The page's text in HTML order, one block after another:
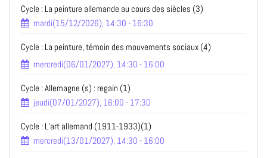
Cycle : La peinture allemande au cours des siècles (3)
mardi(15/12/2026), 14:30 - 16:30
Cycle : La peinture, témoin des mouvements sociaux (4)
mercredi(06/01/2027), 14:30 - 16:00
Cycle : Allemagne (s) : regain (1)
jeudi(07/01/2027), 16:00 - 17:30
Cycle : L’art allemand (1911-1933)(1)
mercredi(13/01/2027), 14:30 - 16:00